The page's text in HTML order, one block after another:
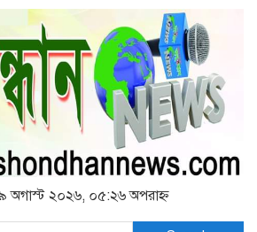
অগাস্ট ২০২৬, ০৫:২৬ অপরাহ্ন